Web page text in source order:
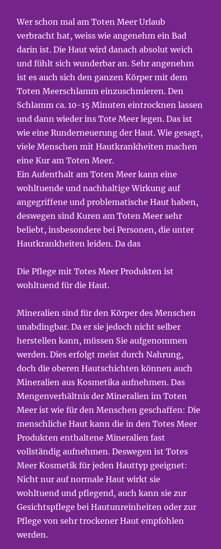
Wer schon mal am Toten Meer Urlaub
verbracht hat, weiss wie angenehm ein Bad
darin ist. Die Haut wird danach absolut weich
und fühlt sich wunderbar an. Sehr angenehm
ist es auch sich den ganzen Körper mit dem
Toten Meerschlamm einzuschmieren. Den
Schlamm ca. 10-15 Minuten eintrocknen lassen
und dann wieder ins Tote Meer legen. Das ist
wie eine Runderneuerung der Haut. Wie gesagt,
viele Menschen mit Hautkrankheiten machen
eine Kur am Toten Meer.
Ein Aufenthalt am Toten Meer kann eine
wohltuende und nachhaltige Wirkung auf
angegriffene und problematische Haut haben,
deswegen sind Kuren am Toten Meer sehr
beliebt, insbesondere bei Personen, die unter
Hautkrankheiten leiden. Da das
Die Pflege mit Totes Meer Produkten ist
wohltuend für die Haut.
Mineralien sind für den Körper des Menschen
unabdingbar. Da er sie jedoch nicht selber
herstellen kann, müssen Sie aufgenommen
werden. Dies erfolgt meist durch Nahrung,
doch die oberen Hautschichten können auch
Mineralien aus Kosmetika aufnehmen. Das
Mengenverhältnis der Mineralien im Toten
Meer ist wie für den Menschen geschaffen: Die
menschliche Haut kann die in den Totes Meer
Produkten enthaltene Mineralien fast
vollständig aufnehmen. Deswegen ist Totes
Meer Kosmetik für jeden Hauttyp geeignet:
Nicht nur auf normale Haut wirkt sie
wohltuend und pflegend, auch kann sie zur
Gesichtspflege bei Hautunreinheiten oder zur
Pflege von sehr trockener Haut empfohlen
werden.